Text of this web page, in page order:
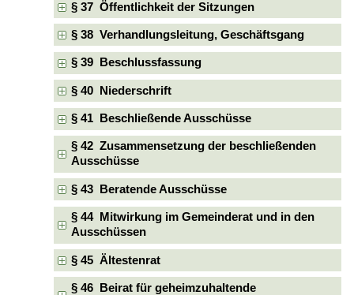
§ 37 Öffentlichkeit der Sitzungen
§ 38 Verhandlungsleitung, Geschäftsgang
§ 39 Beschlussfassung
§ 40 Niederschrift
§ 41 Beschließende Ausschüsse
§ 42 Zusammensetzung der beschließenden
Ausschüsse
§ 43 Beratende Ausschüsse
§ 44 Mitwirkung im Gemeinderat und in den
Ausschüssen
§ 45 Ältestenrat
§ 46 Beirat für geheimzuhaltende